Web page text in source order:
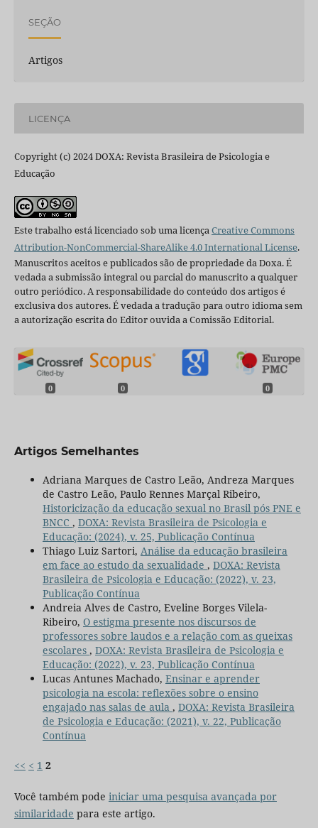
SEÇÃO
Artigos
LICENÇA
Copyright (c) 2024 DOXA: Revista Brasileira de Psicologia e
Educação
Este trabalho está licenciado sob uma licençaCreative Commons
Attribution-NonCommercial-ShareAlike 4.0 International License.
Manuscritos aceitos e publicados são de propriedade da Doxa. É
vedada a submissão integral ou parcial do manuscrito a qualquer
outro periódico. A responsabilidade do conteúdo dos artigos é
exclusiva dos autores. É vedada a tradução para outro idioma sem
a autorização escrita do Editor ouvida a Comissão Editorial.
0 0 0
Artigos Semelhantes
Adriana Marques de Castro Leão, Andreza Marques
de Castro Leão, Paulo Rennes Marçal Ribeiro,
Historicização da educação sexual no Brasil pós PNE e
BNCC , DOXA: Revista Brasileira de Psicologia e
Educação: (2024), v. 25, Publicação Contínua
Thiago Luiz Sartori, Análise da educação brasileira
em face ao estudo da sexualidade , DOXA: Revista
Brasileira de Psicologia e Educação: (2022), v. 23,
Publicação Contínua
Andreia Alves de Castro, Eveline Borges Vilela-
Ribeiro, O estigma presente nos discursos de
professores sobre laudos e a relação com as queixas
escolares , DOXA: Revista Brasileira de Psicologia e
Educação: (2022), v. 23, Publicação Contínua
Lucas Antunes Machado, Ensinar e aprender
psicologia na escola: reflexões sobre o ensino
engajado nas salas de aula , DOXA: Revista Brasileira
de Psicologia e Educação: (2021), v. 22, Publicação
Contínua
<< < 1 2
Você também pode iniciar uma pesquisa avançada por
similaridade para este artigo.